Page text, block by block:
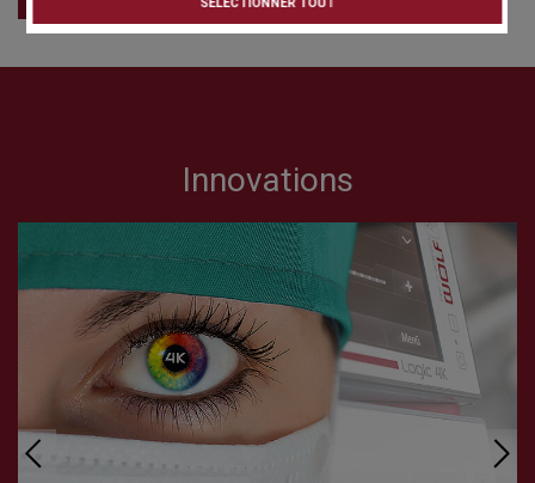
SÉLECTIONNER TOUT
Innovations